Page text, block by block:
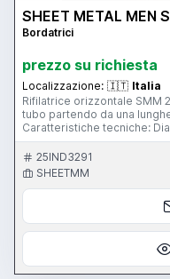
SHEET METAL MEN
Bordatrici
prezzo su richiesta
Localizzazione: 🇮🇹 Italia
Rifilatrice orizzontale SMM
tubo partendo da una
Caratteristiche tecniche:
mm. Diametro min del
tubo di partenza: 1000 mm.
250 mm / max 350 mm.
4 kW con inverter.
unità di taglio idraulica.
meccaniche di protezione
protezione sul fronte.
25IND3291
SHEETMM